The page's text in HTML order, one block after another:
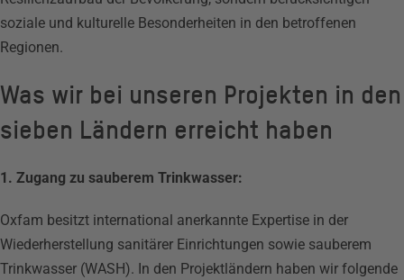
soziale und kulturelle Besonderheiten in den betroffenen
Regionen.
Was wir bei unseren Projekten in den
sieben Ländern erreicht haben
1. Zugang zu sauberem Trinkwasser:
Oxfam besitzt international anerkannte Expertise in der
Wiederherstellung sanitärer Einrichtungen sowie sauberem
Trinkwasser (WASH). In den Projektländern haben wir folgende